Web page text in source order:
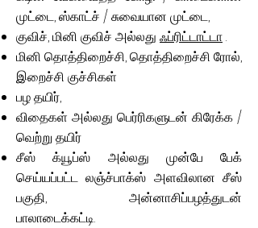
முட்டை, ஸ்காட்ச் / சுவையான முட்டை,
குவிச்,மினி குவிச் அல்லது ஃப்ரிட்டாட்டா.
மினி தொத்திறைச்சி, தொத்திறைச்சி ரோல்,
இறைச்சி குச்சிகள்
பழ தயிர்,
விதைகள் அல்லது பெர்ரிகளுடன் கிரேக்க /
வெற்று தயிர்
சீஸ் க்யூப்ஸ் அல்லது முன்பே பேக்
செய்யப்பட்ட லஞ்ச்பாக்ஸ் அளவிலான சீஸ்
பகுதி, அன்னாசிப்பழத்துடன்
பாலாடைக்கட்டி.